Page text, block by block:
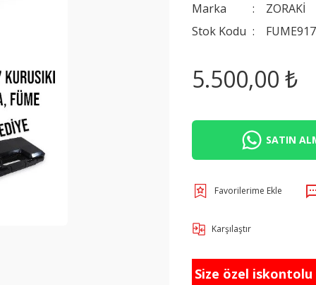
Marka
ZORAKİ
Stok Kodu
FUME917
5.500,00 ₺
SATIN
Karşılaştır
Size özel